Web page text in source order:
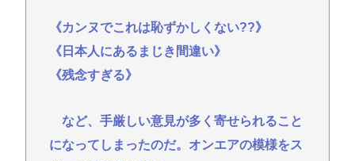
《カンヌでこれは恥ずかしくない??》
《日本人にあるまじき間違い》
《残念すぎる》
など、手厳しい意見が多く寄せられること
になってしまったのだ。オンエアの模様をス